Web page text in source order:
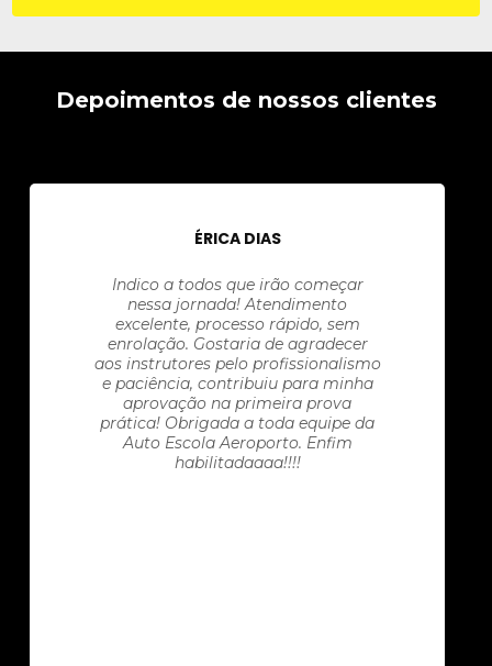
Depoimentos de nossos clientes
ÉRICA DIAS
Indico a todos que irão começar
nessa jornada! Atendimento
excelente, processo rápido, sem
enrolação. Gostaria de agradecer
aos instrutores pelo profissionalismo
e paciência, contribuiu para minha
aprovação na primeira prova
prática! Obrigada a toda equipe da
Auto Escola Aeroporto. Enfim
habilitadaaaa!!!!